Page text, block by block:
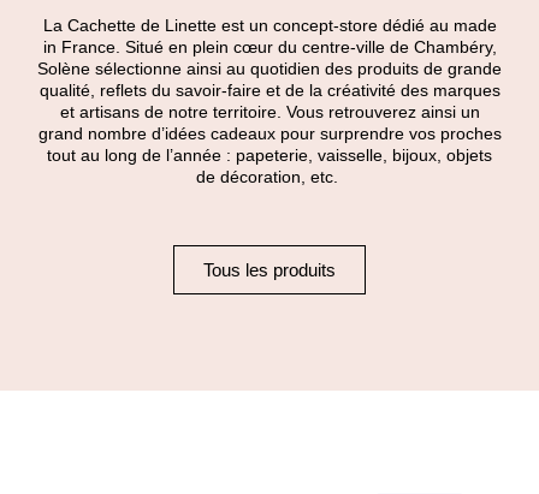
La Cachette de Linette est un concept-store dédié au made
in France. Situé en plein cœur du centre-ville de Chambéry,
Solène sélectionne ainsi au quotidien des produits de grande
qualité, reflets du savoir-faire et de la créativité des marques
et artisans de notre territoire. Vous retrouverez ainsi un
grand nombre d’idées cadeaux pour surprendre vos proches
tout au long de l’année : papeterie, vaisselle, bijoux, objets
de décoration, etc.
Tous les produits